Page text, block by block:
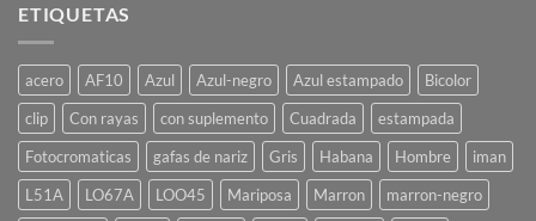
ETIQUETAS
acero AF10 Azul Azul-negro Azul estampado
Bicolor
clip
Con rayas con suplemento Cuadrada
estampada
Fotocromaticas
gafas de nariz Gris Habana Hombre
iman
L51A
LO67A LOO45 Mariposa Marron
marron-negro